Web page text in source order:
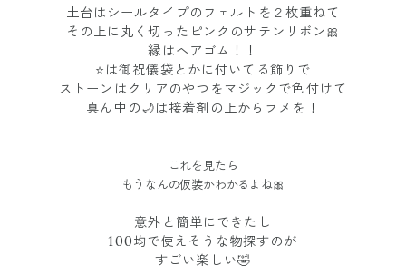
土台はシールタイプのフェルトを２枚重ねて
その上に丸く切ったピンクのサテンリボン🎀
縁はヘアゴム！！
⭐️は御祝儀袋とかに付いてる飾りで
ストーンはクリアのやつをマジックで色付けて
真ん中の🌙は接着剤の上からラメを！
これを見たら
もうなんの仮装かわかるよね🎀
意外と簡単にできたし
100均で使えそうな物探すのが
すごい楽しい🤣